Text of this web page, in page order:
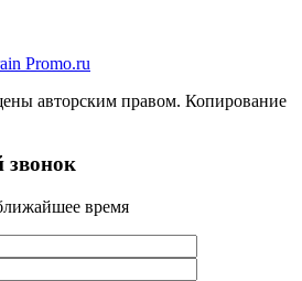
Promo.ru
авторским правом. Копирование
звонок
время